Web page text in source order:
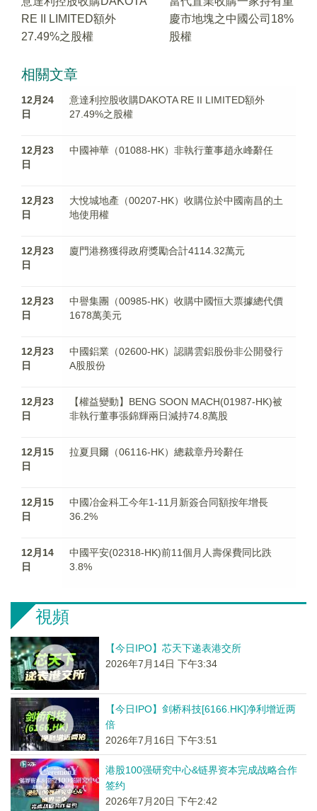
RE II LIMITED額外
27.49%之股權
慶市地塊之中國公司18%
股權
相關文章
12月24
日
意達利控股收購DAKOTA RE II LIMITED額外
27.49%之股權
12月23
日
中國神華（01088-HK）非執行董事趙永峰辭任
12月23
日
大悅城地產（00207-HK）收購位於中國南昌的土
地使用權
12月23
日
廈門港務獲得政府獎勵合計4114.32萬元
12月23
日
中譽集團（00985-HK）收購中國恒大票據總代價
1678萬美元
12月23
日
中國鋁業（02600-HK）認購雲鋁股份非公開發行
A股股份
12月23
日
【權益變動】BENG SOON MACH(01987-HK)被
非執行董事張錦輝兩日減持74.8萬股
12月15
日
拉夏貝爾（06116-HK）總裁章丹玲辭任
12月15
日
中國冶金科工今年1-11月新簽合同額按年增長
36.2%
12月14
日
中國平安(02318-HK)前11個月人壽保費同比跌
3.8%
視頻
【今日IPO】芯天下递表港交所
2026年7月14日 下午3:34
【今日IPO】剑桥科技[6166.HK]净利增近两
倍
2026年7月16日 下午3:51
港股100强研究中心&链界资本完成战略合作
签约
2026年7月20日 下午2:42